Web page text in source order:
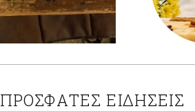
ΠΡΟΣΦΑΤΕΣ ΕΙΔΗΣΕΙΣ